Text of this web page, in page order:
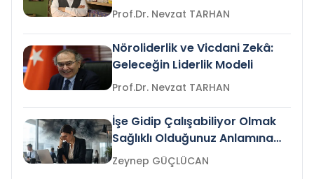
Prof.Dr. Nevzat TARHAN
Nöroliderlik ve Vicdani Zekâ:
Geleceğin Liderlik Modeli
Prof.Dr. Nevzat TARHAN
İşe Gidip Çalışabiliyor Olmak
Sağlıklı Olduğunuz Anlamına
Gelir mi?Zeynep GÜÇLÜCAN